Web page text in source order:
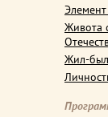
Живота
Жил-